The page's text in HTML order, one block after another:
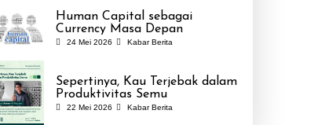
Human Capital sebagai
Currency Masa Depan
24 Mei 2026 Kabar Berita
Sepertinya, Kau Terjebak dalam
Produktivitas Semu
22 Mei 2026 Kabar Berita